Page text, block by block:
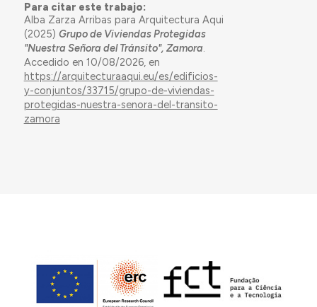
Para citar este trabajo:
Alba Zarza Arribas para Arquitectura Aqui
(2025) Grupo de Viviendas Protegidas
"Nuestra Señora del Tránsito", Zamora.
Accedido en 10/08/2026, en
https://arquitecturaaqui.eu/es/edificios-
y-conjuntos/33715/grupo-de-viviendas-
protegidas-nuestra-senora-del-transito-
zamora